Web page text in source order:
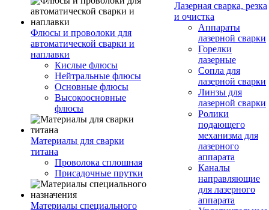
Флюсы и проволоки для
автоматической сварки и
наплавки
Кислые флюсы
Нейтральные флюсы
Основные флюсы
Высокоосновные
флюсы
Материалы для сварки
титана
Проволока сплошная
Присадочные прутки
Материалы специального
Лазерная сварка, резка
и очистка
Аппараты
лазерной сварки
Горелки
лазерные
Сопла для
лазерной сварки
Линзы для
лазерной сварки
Ролики
подающего
механизма для
лазерного
аппарата
Каналы
направляющие
для лазерного
аппарата